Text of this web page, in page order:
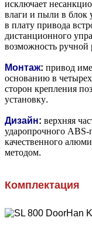
исключает
влаги и пыли в блок
в плату привода
дистанционного
возможность ручной
Монтаж: привод
основанию в
сторон крепления
установку.
Дизайн: верхняя
ударопрочного ABS-
качественного
методом.
Комплектация